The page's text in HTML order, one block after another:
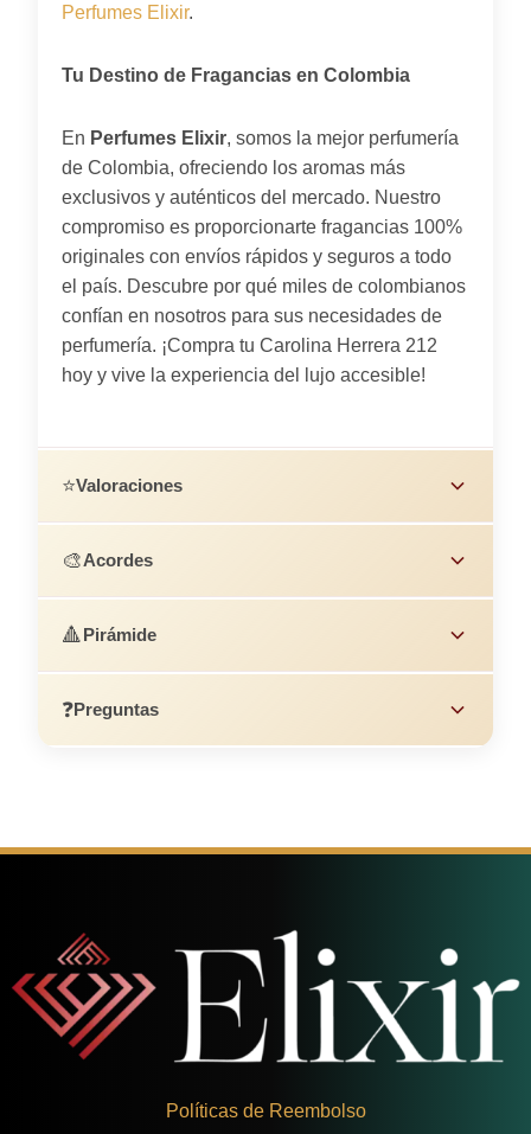
Perfumes Elixir.
Tu Destino de Fragancias en Colombia
En Perfumes Elixir, somos la mejor perfumería
de Colombia, ofreciendo los aromas más
exclusivos y auténticos del mercado. Nuestro
compromiso es proporcionarte fragancias 100%
originales con envíos rápidos y seguros a todo
el país. Descubre por qué miles de colombianos
confían en nosotros para sus necesidades de
perfumería. ¡Compra tu Carolina Herrera 212
hoy y vive la experiencia del lujo accesible!
⭐Valoraciones
🎨Acordes
🔺Pirámide
❓Preguntas
Políticas de Reembolso